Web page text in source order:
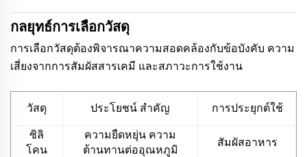
กลยุทธ์การเลือกวัสดุ
การเลือกวัสดุต้องพิจารณาความสอดคล้องกับข้อบังคับ ความ
เสี่ยงจากการสัมผัสสารเคมี และสภาวะการใช้งาน
วัสดุ ประโยชน์ สําคัญ การประยุกต์ใช้
ซิลิ
โคน
ความยืดหยุ่น ความ
ต้านทานต่ออุณหภูมิ
สัมผัสอาหาร